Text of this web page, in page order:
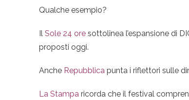
Qualche esempio?
Il Sole 24 ore sottolinea l’espansione di
proposti oggi.
Anche Repubblica punta i riflettori sulle
La Stampa ricorda che il festival